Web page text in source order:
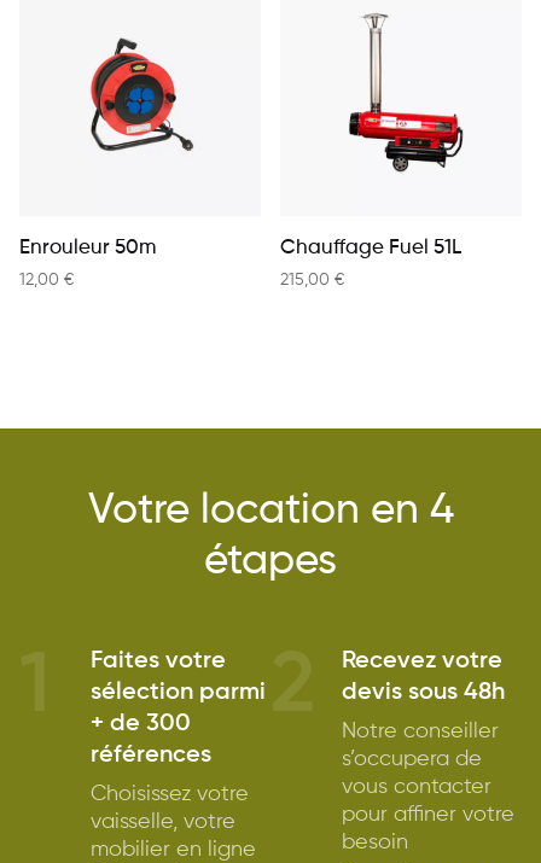
Enrouleur 50m
12,00 €
Chauffage Fuel 51L
215,00 €
Votre location en 4
étapes
Faites votre
sélection parmi
+ de 300
références
Choisissez votre
vaisselle, votre
mobilier en ligne
Recevez votre
devis sous 48h
Notre conseiller
s’occupera de
vous contacter
pour affiner votre
besoin